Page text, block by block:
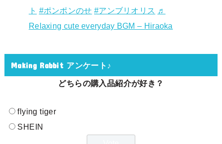
ト #ポンポンのせ #アンブリオリス ♬
Relaxing cute everyday BGM – Hiraoka
Making Rabbit アンケート♪
どちらの購入品紹介が好き？
flying tiger
SHEIN